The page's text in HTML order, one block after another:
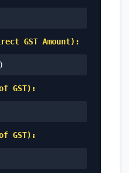
GST Amount):
GST):
GST):